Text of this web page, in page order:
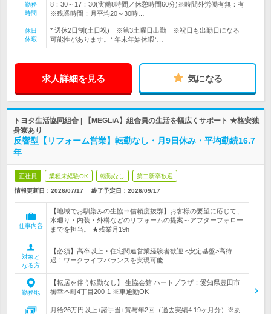
勤務
時間
8：30～17：30(実働8時間／休憩時間60分)※時間外労働有無：有
※残業時間：月平均20～30時…
休日
休暇
* 週休2日制(土日祝) ※第3土曜日出勤 ※祝日も出勤日になる
可能性があります。* 年末年始休暇*…
求人詳細を見る 気になる
トヨタ生活協同組合 | 【MEGLiA】組合員の生活を幅広くサポート ★格安独
身寮あり
反響型【リフォーム営業】転勤なし・月9日休み・平均勤続16.7
年
正社員 業種未経験OK 転勤なし 第二新卒歓迎
情報更新日：2026/07/17 終了予定日： 2026/09/17
仕事内容
【地域でお馴染みの生協⇒信頼度抜群】お客様の要望に応じて、
水廻り・内装・外構などのリフォームの提案～アフターフォロー
までを担当。 ★残業月19h
対象と
なる方
【必須】高卒以上・住宅関連営業経験者歓迎 <安定基盤>高待
遇！ワークライフバランスを実現可能
勤務地
【転居を伴う転勤なし】 生協会館 ハートプラザ：愛知県豊田市
御幸本町4丁目200-1 ※車通勤OK
月給26万円以上+諸手当+賞与年2回（過去実績4.19ヶ月分）※あ